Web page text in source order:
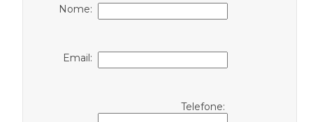
Nome:
Email:
Telefone: